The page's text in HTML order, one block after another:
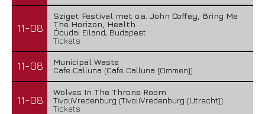
11-08
Sziget Festival met o.a. John Coffey, Bring Me
The Horizon, Health
Óbudai Eiland, Budapest
Tickets
11-08
Municipal Waste
Cafe Calluna (Cafe Calluna (Ommen))
11-08
Wolves In The Throne Room
TivoliVredenburg (TivoliVredenburg (Utrecht))
Tickets